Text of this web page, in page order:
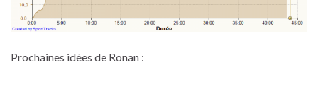
Prochaines idées de Ronan :